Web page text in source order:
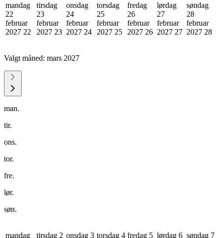
mandag
22
februar
2027 22
tirsdag
23
februar
2027 23
onsdag
24
februar
2027 24
torsdag
25
februar
2027 25
fredag
26
februar
2027 26
lørdag
27
februar
2027 27
søndag
28
februar
2027 28
Valgt måned: mars 2027
man.
tir.
ons.
tor.
fre.
lør.
søn.
mandag
tirsdag 2 onsdag 3 torsdag 4 fredag 5 lørdag 6 søndag 7